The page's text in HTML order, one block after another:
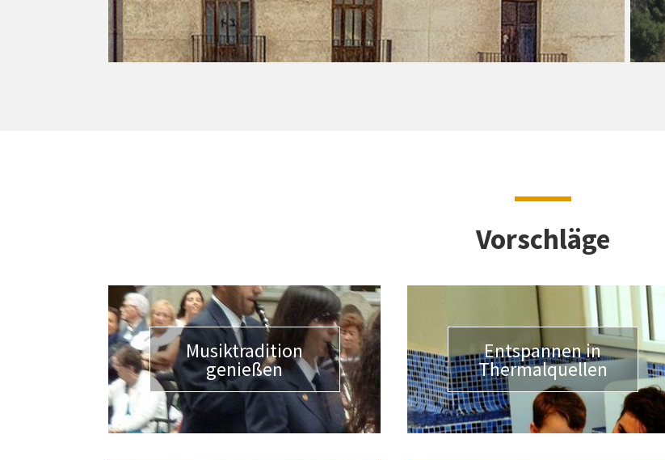
Vorschläge
Musiktradition
genießen
Entspannen in
Thermalquellen